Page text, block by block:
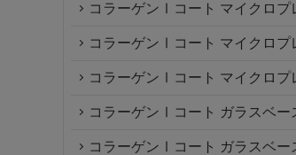
コラーゲンⅠコート マイクロプ
コラーゲンⅠコート マイクロプ
コラーゲンⅠコート マイクロプ
コラーゲンⅠコート ガラスベー
コラーゲンⅠコート ガラスベー